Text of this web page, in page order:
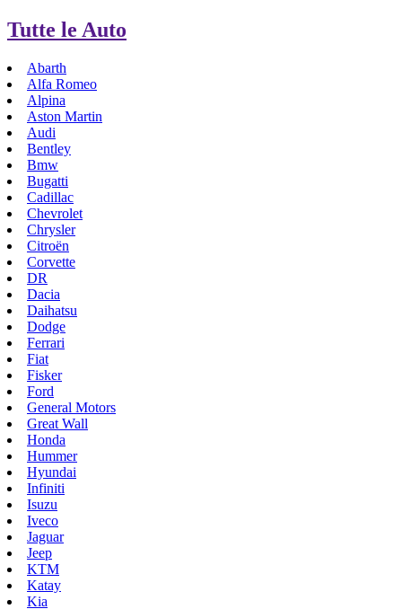
Tutte le Auto
Abarth
Alfa Romeo
Alpina
Aston Martin
Audi
Bentley
Bmw
Bugatti
Cadillac
Chevrolet
Chrysler
Citroën
Corvette
DR
Dacia
Daihatsu
Dodge
Ferrari
Fiat
Fisker
Ford
General Motors
Great Wall
Honda
Hummer
Hyundai
Infiniti
Isuzu
Iveco
Jaguar
Jeep
KTM
Katay
Kia